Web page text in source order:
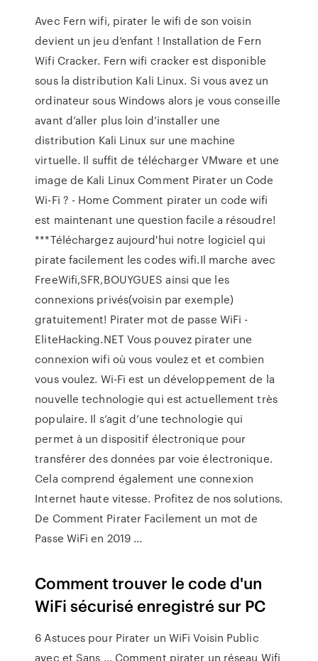
Avec Fern wifi, pirater le wifi de son voisin
devient un jeu d’enfant ! Installation de Fern
Wifi Cracker. Fern wifi cracker est disponible
sous la distribution Kali Linux. Si vous avez un
ordinateur sous Windows alors je vous conseille
avant d’aller plus loin d’installer une
distribution Kali Linux sur une machine
virtuelle. Il suffit de télécharger VMware et une
image de Kali Linux Comment Pirater un Code
Wi-Fi ? - Home Comment pirater un code wifi
est maintenant une question facile a résoudre!
***Téléchargez aujourd'hui notre logiciel qui
pirate facilement les codes wifi.Il marche avec
FreeWifi,SFR,BOUYGUES ainsi que les
connexions privés(voisin par exemple)
gratuitement! Pirater mot de passe WiFi -
EliteHacking.NET Vous pouvez pirater une
connexion wifi où vous voulez et et combien
vous voulez. Wi-Fi est un développement de la
nouvelle technologie qui est actuellement très
populaire. Il s’agit d’une technologie qui
permet à un dispositif électronique pour
transférer des données par voie électronique.
Cela comprend également une connexion
Internet haute vitesse. Profitez de nos solutions.
De Comment Pirater Facilement un mot de
Passe WiFi en 2019 ...
Comment trouver le code d'un
WiFi sécurisé enregistré sur PC
6 Astuces pour Pirater un WiFi Voisin Public
avec et Sans ... Comment pirater un réseau Wifi